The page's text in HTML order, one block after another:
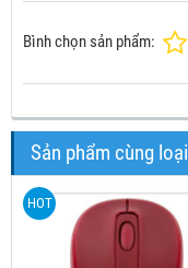
Bình chọn sản phẩm:
Sản phẩm cùng loại
HOT